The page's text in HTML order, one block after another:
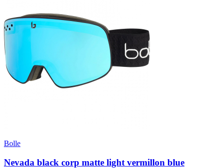
Bolle
Nevada black corp matte light vermillon blue